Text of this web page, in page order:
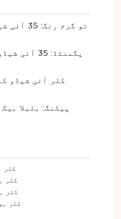
تو
پگمنٹڈ:
پیکنگ: بلبلا